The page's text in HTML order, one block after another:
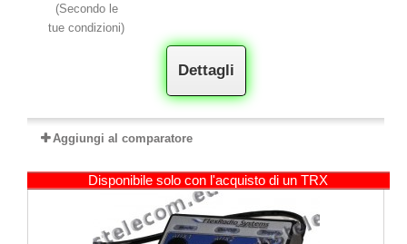
(Secondo le
tue condizioni)
Dettagli
Aggiungi al comparatore
Disponibile solo con l'acquisto di un TRX